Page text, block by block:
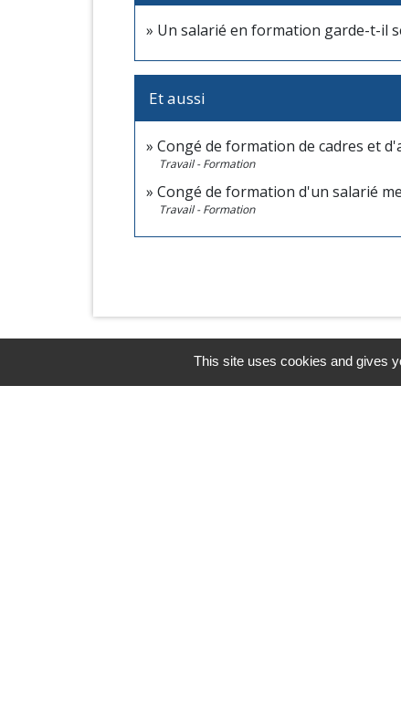
Un salarié en formation garde-t-il
Et aussi
Congé de formation de cadres et
Travail - Formation
Congé de formation d'un salarié
Travail - Formation
This site uses cookies and gives